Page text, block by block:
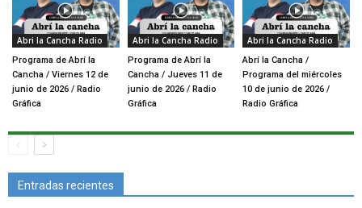
Abri la Cancha Radio
Programa de Abrí la
Cancha / Viernes 12 de
junio de 2026 / Radio
Gráfica
Abri la Cancha Radio
Programa de Abrí la
Cancha / Jueves 11 de
junio de 2026 / Radio
Gráfica
Abri la Cancha Radio
Abrí la Cancha /
Programa del miércoles
10 de junio de 2026 /
Radio Gráfica
Entradas recientes